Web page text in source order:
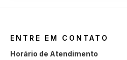
ENTRE EM CONTATO
Horário de Atendimento